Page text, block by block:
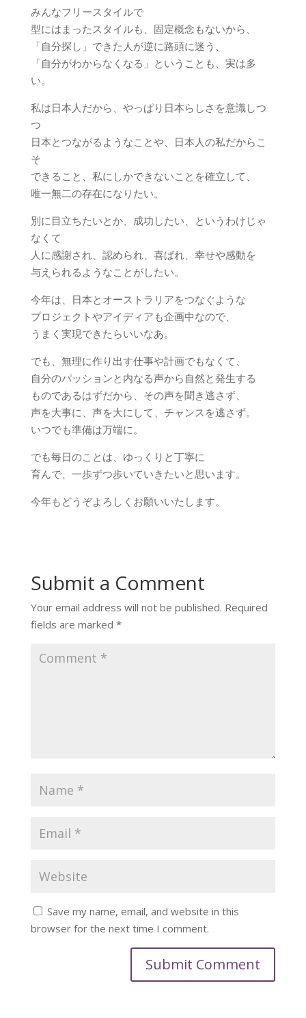
みんなフリースタイルで
型にはまったスタイルも、固定概念もないから、
「自分探し」できた人が逆に路頭に迷う、
「自分がわからなくなる」ということも、実は多
い。
私は日本人だから、やっぱり日本らしさを意識しつ
つ
日本とつながるようなことや、日本人の私だからこ
そ
できること、私にしかできないことを確立して、
唯一無二の存在になりたい。
別に目立ちたいとか、成功したい、というわけじゃ
なくて
人に感謝され、認められ、喜ばれ、幸せや感動を
与えられるようなことがしたい。
今年は、日本とオーストラリアをつなぐような
プロジェクトやアイディアも企画中なので、
うまく実現できたらいいなあ。
でも、無理に作り出す仕事や計画でもなくて、
自分のパッションと内なる声から自然と発生する
ものであるはずだから、その声を聞き逃さず、
声を大事に、声を大にして、チャンスを逃さず。
いつでも準備は万端に。
でも毎日のことは、ゆっくりと丁寧に
育んで、一歩ずつ歩いていきたいと思います。
今年もどうぞよろしくお願いいたします。
Submit a Comment
Your email address will not be published. Required
fields are marked *
Save my name, email, and website in this
browser for the next time I comment.